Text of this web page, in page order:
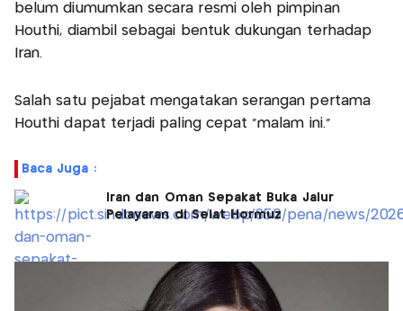
belum diumumkan secara resmi oleh pimpinan
Houthi, diambil sebagai bentuk dukungan terhadap
Iran.
Salah satu pejabat mengatakan serangan pertama
Houthi dapat terjadi paling cepat "malam ini."
Baca Juga :
Iran dan Oman Sepakat Buka Jalur
Pelayaran di Selat Hormuz